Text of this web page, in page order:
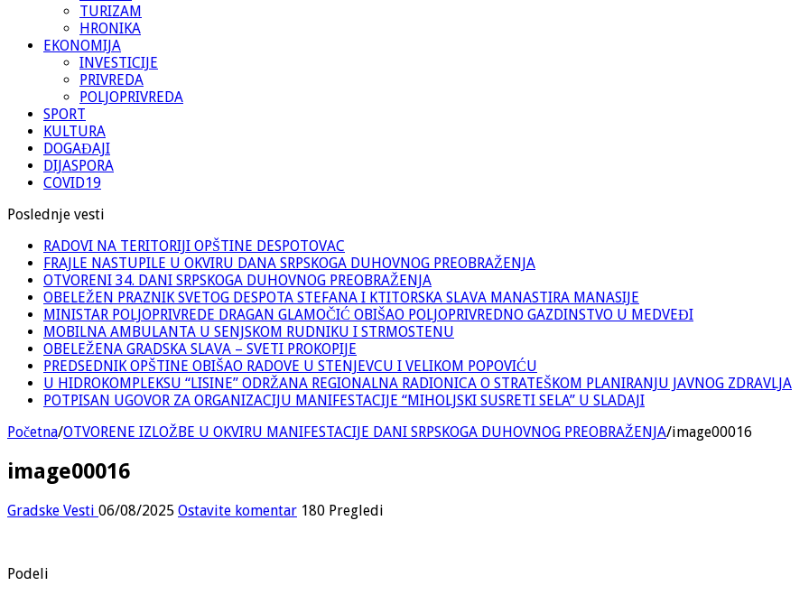
TURIZAM
HRONIKA
EKONOMIJA
INVESTICIJE
PRIVREDA
POLJOPRIVREDA
SPORT
KULTURA
DOGAĐAJI
DIJASPORA
COVID19
Poslednje vesti
RADOVI NA TERITORIJI OPŠTINE DESPOTOVAC
FRAJLE NASTUPILE U OKVIRU DANA SRPSKOGA DUHOVNOG PREOBRAŽENJA
OTVORENI 34. DANI SRPSKOGA DUHOVNOG PREOBRAŽENJA
OBELEŽEN PRAZNIK SVETOG DESPOTA STEFANA I KTITORSKA SLAVA MANASTIRA MANASIJE
MINISTAR POLJOPRIVREDE DRAGAN GLAMOČIĆ OBIŠAO POLJOPRIVREDNO GAZDINSTVO U MEDVEĐI
MOBILNA AMBULANTA U SENJSKOM RUDNIKU I STRMOSTENU
OBELEŽENA GRADSKA SLAVA – SVETI PROKOPIJE
PREDSEDNIK OPŠTINE OBIŠAO RADOVE U STENJEVCU I VELIKOM POPOVIĆU
U HIDROKOMPLEKSU “LISINE” ODRŽANA REGIONALNA RADIONICA O STRATEŠKOM PLANIRANJU JAVNOG ZDRAVLJA
POTPISAN UGOVOR ZA ORGANIZACIJU MANIFESTACIJE “MIHOLJSKI SUSRETI SELA” U SLADAJI
Početna/OTVORENE IZLOŽBE U OKVIRU MANIFESTACIJE DANI SRPSKOGA DUHOVNOG PREOBRAŽENJA/image00016
image00016
Gradske Vesti 06/08/2025 Ostavite komentar 180 Pregledi
Podeli